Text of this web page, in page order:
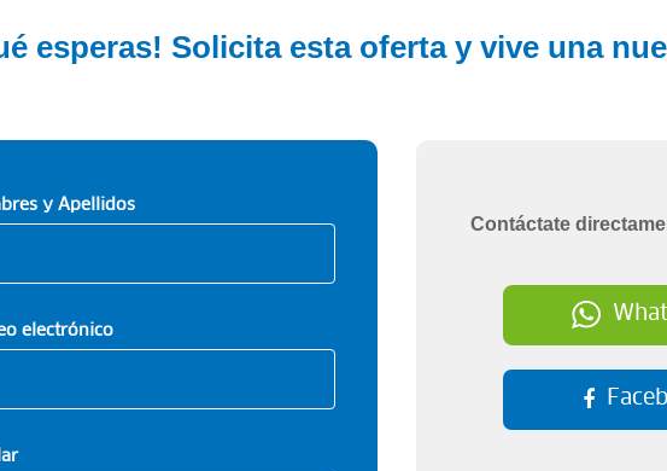
esperas! Solicita esta oferta y vive una
y Apellidos
electrónico
Contáctate